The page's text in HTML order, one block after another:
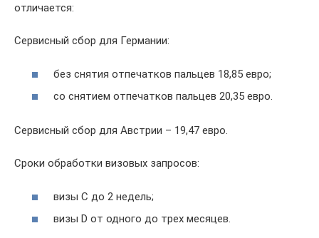
отличается:
Сервисный сбор для Германии:
без снятия отпечатков пальцев 18,85 евро;
со снятием отпечатков пальцев 20,35 евро.
Сервисный сбор для Австрии – 19,47 евро.
Сроки обработки визовых запросов:
визы С до 2 недель;
визы D от одного до трех месяцев.